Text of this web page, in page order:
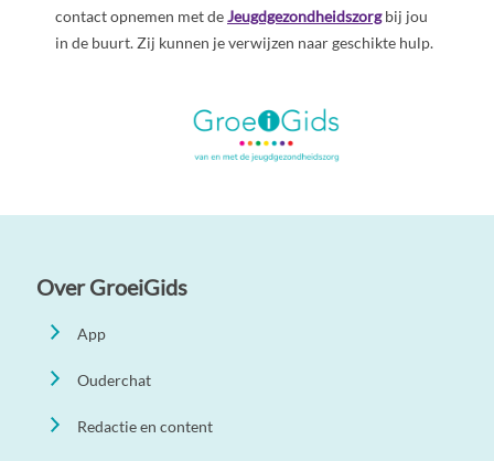
contact opnemen met deJeugdgezondheidszorgbij jou
in de buurt. Zij kunnen je verwijzen naar geschikte hulp.
Over GroeiGids
App
Ouderchat
Redactie en content